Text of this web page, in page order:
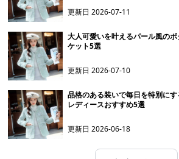
更新日2026-07-11
大人可愛いを叶えるパール風の
ケット5選
更新日2026-07-10
品格のある装いで毎日を特別に
レディースおすすめ5選
更新日2026-06-18